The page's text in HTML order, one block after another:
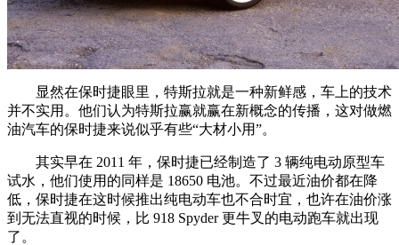
显然在保时捷眼里，特斯拉就是一种新鲜感，车上的技术
并不实用。他们认为特斯拉赢就赢在新概念的传播，这对做燃
油汽车的保时捷来说似乎有些“大材小用”。
其实早在 2011 年，保时捷已经制造了 3 辆纯电动原型车
试水，他们使用的同样是 18650 电池。不过最近油价都在降
低，保时捷在这时候推出纯电动车也不合时宜，也许在油价涨
到无法直视的时候，比 918 Spyder 更牛叉的电动跑车就出现
了。